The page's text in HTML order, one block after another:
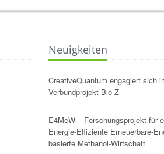
Neuigkeiten
CreativeQuantum engagiert sich
Verbundprojekt Bio-Z
E4MeWi - Forschungsprojekt für
Energie-Effiziente Erneuerbare-
basierte Methanol-Wirtschaft